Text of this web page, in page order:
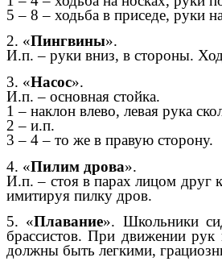
5 – 8 – ходьба в приседе, руки
2. «Пингвины».
И.п. – руки вниз, в стороны.
3. «Насос».
И.п. – основная стойка.
1 – наклон влево, левая рука
2 – и.п.
3 – 4 – то же в правую сторону.
4. «Пилим дрова».
И.п. – стоя в парах лицом друг
имитируя пилку дров.
5. «Плавание». Школьники
брассистов. При движении рук
должны быть легкими,